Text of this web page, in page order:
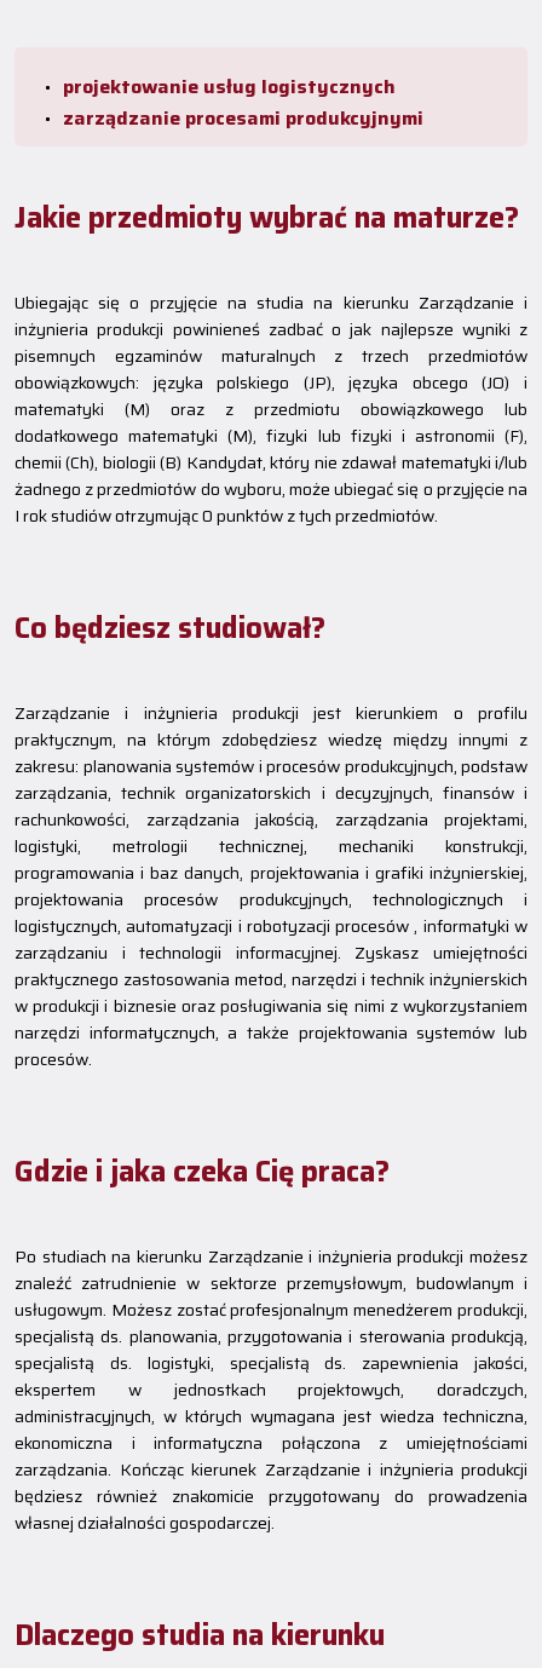
projektowanie usług logistycznych
zarządzanie procesami produkcyjnymi
Jakie przedmioty wybrać na maturze?
Ubiegając się o przyjęcie na studia na kierunku Zarządzanie i
inżynieria produkcji powinieneś zadbać o jak najlepsze wyniki z
pisemnych egzaminów maturalnych z trzech przedmiotów
obowiązkowych: języka polskiego (JP), języka obcego (JO) i
matematyki (M) oraz z przedmiotu obowiązkowego lub
dodatkowego matematyki (M), fizyki lub fizyki i astronomii (F),
chemii (Ch), biologii (B) Kandydat, który nie zdawał matematyki i/lub
żadnego z przedmiotów do wyboru, może ubiegać się o przyjęcie na
I rok studiów otrzymując 0 punktów z tych przedmiotów.
Co będziesz studiował?
Zarządzanie i inżynieria produkcji jest kierunkiem o profilu
praktycznym, na którym zdobędziesz wiedzę między innymi z
zakresu: planowania systemów i procesów produkcyjnych, podstaw
zarządzania, technik organizatorskich i decyzyjnych, finansów i
rachunkowości, zarządzania jakością, zarządzania projektami,
logistyki, metrologii technicznej, mechaniki konstrukcji,
programowania i baz danych, projektowania i grafiki inżynierskiej,
projektowania procesów produkcyjnych, technologicznych i
logistycznych, automatyzacji i robotyzacji procesów , informatyki w
zarządzaniu i technologii informacyjnej. Zyskasz umiejętności
praktycznego zastosowania metod, narzędzi i technik inżynierskich
w produkcji i biznesie oraz posługiwania się nimi z wykorzystaniem
narzędzi informatycznych, a także projektowania systemów lub
procesów.
Gdzie i jaka czeka Cię praca?
Po studiach na kierunku Zarządzanie i inżynieria produkcji możesz
znaleźć zatrudnienie w sektorze przemysłowym, budowlanym i
usługowym. Możesz zostać profesjonalnym menedżerem produkcji,
specjalistą ds. planowania, przygotowania i sterowania produkcją,
specjalistą ds. logistyki, specjalistą ds. zapewnienia jakości,
ekspertem w jednostkach projektowych, doradczych,
administracyjnych, w których wymagana jest wiedza techniczna,
ekonomiczna i informatyczna połączona z umiejętnościami
zarządzania. Kończąc kierunek Zarządzanie i inżynieria produkcji
będziesz również znakomicie przygotowany do prowadzenia
własnej działalności gospodarczej.
Dlaczego studia na kierunku